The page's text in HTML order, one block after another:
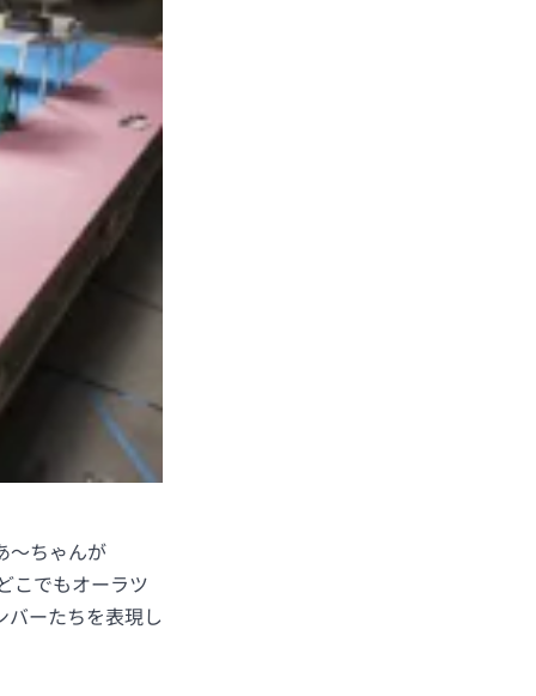
～ちゃんが
こでもオーラツ
ーたちを表現し